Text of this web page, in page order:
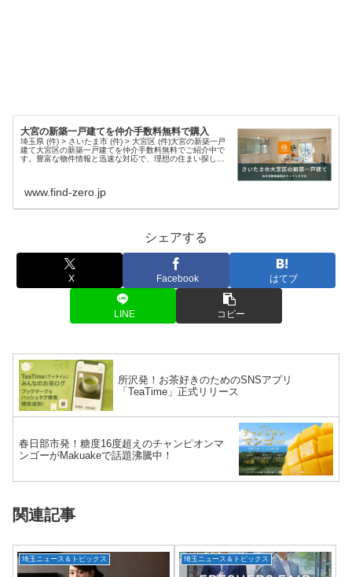
大宮の新築一戸建てを仲介手数料無料で購入
埼玉県 (件) > さいたま市 (件) > 大宮区 (件)大宮の新築一戸
建て大宮区の新築一戸建てを仲介手数料無料でご紹介中で
す。豊富な物件情報と迅速な対応で、理想の住まい探しを
www.find-zero.jp
シェアする
X Facebook はてブ
LINE コピー
所沢発！お茶好きのためのSNSアプリ
「TeaTime」正式リリース
春日部市発！糖度16度超えのチャンピオンマ
ンゴーがMakuakeで話題沸騰中！
関連記事
埼玉ニュース＆トピックス 埼玉ニュース＆トピックス